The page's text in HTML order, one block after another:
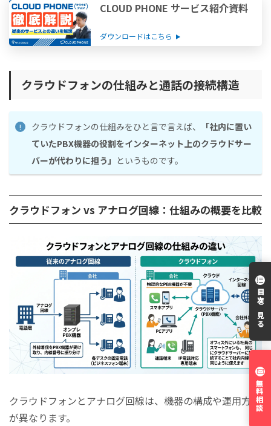
目次を見る
CLOUD PHONE サービス紹介資料
ダウンロードはこちら
クラウドフォンの仕組みと通話の接続構造
クラウドフォンの仕組みをひと言で言えば、
「社内に置い
ていたPBX機器の役割をインターネット上のクラウドサー
バーが代わりに担う」 というものです。
クラウドフォン vs アナログ回線：仕組みの概要を比較
クラウドフォンとアナログ回線は、機器の構成や運用方法
が異なります。
無料相談